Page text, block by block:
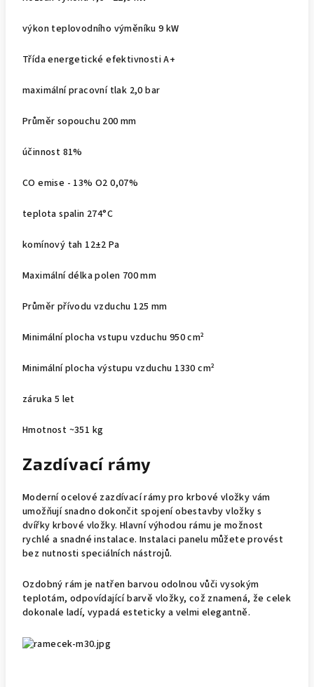
výkon teplovodního výměníku 9 kW
Třída energetické efektivnosti A+
maximální pracovní tlak 2,0 bar
Průměr sopouchu 200 mm
účinnost 81%
CO emise - 13% O2 0,07%
teplota spalin 274°C
komínový tah 12±2 Pa
Maximální délka polen 700 mm
Průměr přívodu vzduchu 125 mm
Minimální plocha vstupu vzduchu 950 cm²
Minimální plocha výstupu vzduchu 1330 cm²
záruka 5 let
Hmotnost ~351 kg
Zazdívací rámy
Moderní ocelové zazdívací rámy pro krbové vložky vám
umožňují snadno dokončit spojení obestavby vložky s
dvířky krbové vložky. Hlavní výhodou rámu je možnost
rychlé a snadné instalace. Instalaci panelu můžete provést
bez nutnosti speciálních nástrojů.
Ozdobný rám je natřen barvou odolnou vůči vysokým
teplotám, odpovídající barvě vložky, což znamená, že celek
dokonale ladí, vypadá esteticky a velmi elegantně.